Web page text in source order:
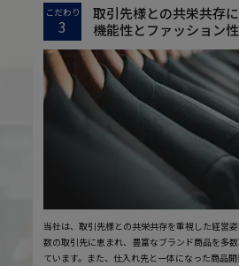
こだわり
3
取引先様との共栄共存
機能性とファッション
当社は、取引先様との共栄共存を重視した経営
数の取引先に恵まれ、豊富なブランド商品を多
ています。また、仕入れ先と一体になった商品